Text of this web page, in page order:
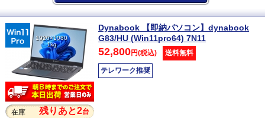
1920×1080
1kg
在庫 残りあと2台
Dynabook 【即納パソコン】dynabook
G83/HU (Win11pro64) 7N11
52,800円(税込) 送料無料
テレワーク推奨